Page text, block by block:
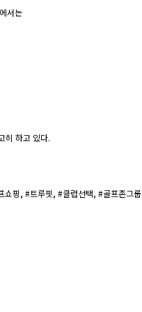
서는
히 하고 있다.
쇼핑, #트루핏, #클럽선택, #골프존그룹